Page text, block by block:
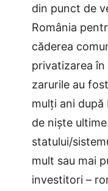
din punct de
România
căderea
privatizarea
zarurile au
mulți ani după
de niște
statului/
mult sau mai
investitori –